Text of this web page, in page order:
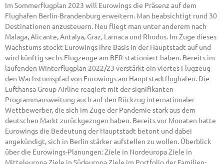
Im Sommerflugplan 2023 will Eurowings die Präsenz auf dem
Flughafen Berlin-Brandenburg erweitern. Man beabsichtigt rund 30
Destinationen anzusteuern. Neu fliegt man unter anderem nach
Malaga, Alicante, Antalya, Graz, Larnaca und Rhodos. Im Zuge dieses
Wachstums stockt Eurowings ihre Basis in der Hauptstadt auf und
wird künftig sechs Flugzeuge am BER stationiert haben. Bereits im
laufenden Winterflugplan 2022/23 verstärkt ein viertes Flugzeug
den Wachstumspfad von Eurowings am Hauptstadtflughafen. Die
Lufthansa Group Airline reagiert mit der signifikanten
Programmausweitung auch auf den Rückzug internationaler
Wettbewerber, die sich im Zuge der Pandemie stark aus dem
deutschen Markt zurückgezogen haben. Bereits vor Monaten hatte
Eurowings die Bedeutung der Hauptstadt betont und dabei
angekündigt, sich in Berlin stärker aufstellen zu wollen. Überblick
über die Eurowings-Planungen: Ziele in Nordeuropa Ziele in